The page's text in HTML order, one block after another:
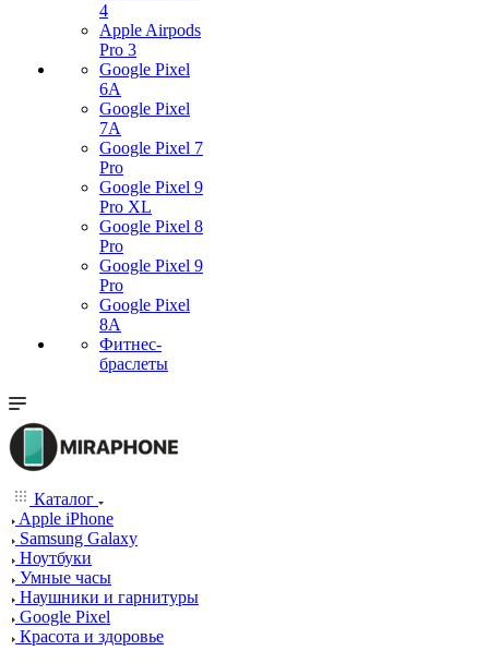
4
Apple Airpods
Pro 3
Google Pixel
6A
Google Pixel
7А
Google Pixel 7
Pro
Google Pixel 9
Pro XL
Google Pixel 8
Pro
Google Pixel 9
Pro
Google Pixel
8A
Фитнес-
браслеты
Каталог
Apple iPhone
Samsung Galaxy
Ноутбуки
Умные часы
Наушники и гарнитуры
Google Pixel
Красота и здоровье